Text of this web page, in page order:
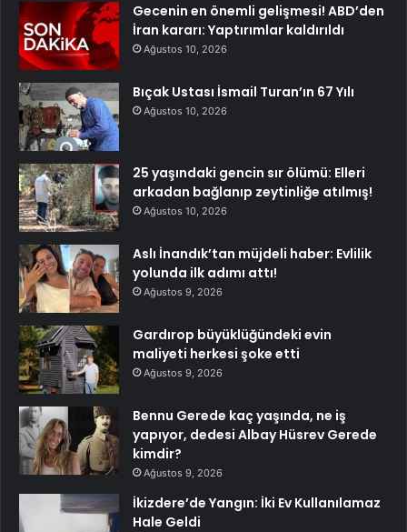
Gecenin en önemli gelişmesi! ABD’den
İran kararı: Yaptırımlar kaldırıldı
Ağustos 10, 2026
Bıçak Ustası İsmail Turan’ın 67 Yılı
Ağustos 10, 2026
25 yaşındaki gencin sır ölümü: Elleri
arkadan bağlanıp zeytinliğe atılmış!
Ağustos 10, 2026
Aslı İnandık’tan müjdeli haber: Evlilik
yolunda ilk adımı attı!
Ağustos 9, 2026
Gardırop büyüklüğündeki evin
maliyeti herkesi şoke etti
Ağustos 9, 2026
Bennu Gerede kaç yaşında, ne iş
yapıyor, dedesi Albay Hüsrev Gerede
kimdir?
Ağustos 9, 2026
İkizdere’de Yangın: İki Ev Kullanılamaz
Hale Geldi